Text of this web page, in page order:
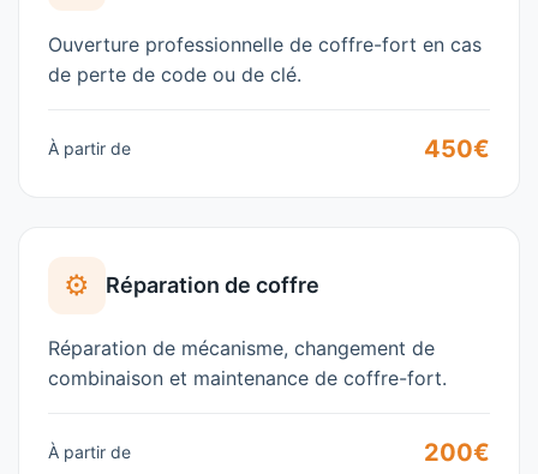
Ouverture professionnelle de coffre-fort en cas
de perte de code ou de clé.
À partir de 450€
⚙️ Réparation de coffre
Réparation de mécanisme, changement de
combinaison et maintenance de coffre-fort.
À partir de 200€